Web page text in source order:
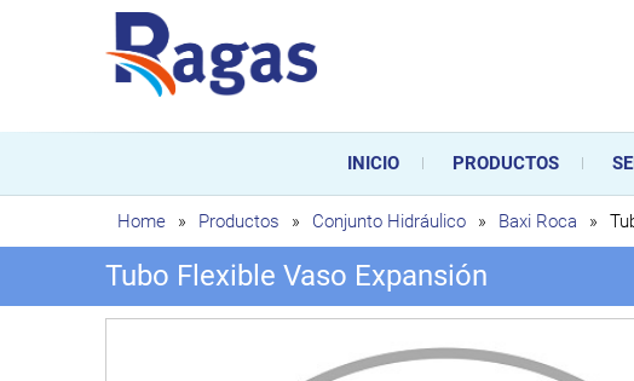
Ragas
Ragas S.L es una empresa
durante toda la vida útil de sus aparatos
INICIO PRODUCTOS
Home » Productos » Conjunto Hidráulico » Baxi Roca »
Tubo Flexible Vaso Expansión